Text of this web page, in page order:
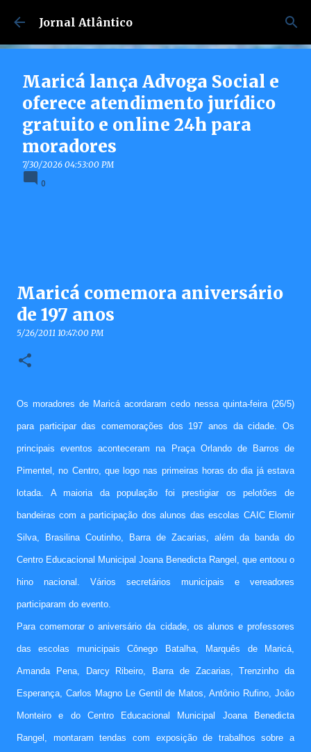
Pular para o conteúdo principal
Jornal Atlântico
Maricá lança Advoga Social e
oferece atendimento jurídico
gratuito e online 24h para
moradores
7/30/2026 04:53:00 PM
0
Maricá comemora aniversário
de 197 anos
5/26/2011 10:47:00 PM
Os moradores de Maricá acordaram cedo nessa quinta-feira (26/5)
para participar das comemorações dos 197 anos da cidade. Os
principais eventos aconteceram na Praça Orlando de Barros de
Pimentel, no Centro, que logo nas primeiras horas do dia já estava
lotada. A maioria da população foi prestigiar os pelotões de
bandeiras com a participação dos alunos das escolas CAIC Elomir
Silva, Brasilina Coutinho, Barra de Zacarias, além da banda do
Centro Educacional Municipal Joana Benedicta Rangel, que entoou o
hino nacional. Vários secretários municipais e vereadores
participaram do evento.
Para comemorar o aniversário da cidade, os alunos e professores
das escolas municipais Cônego Batalha, Marquês de Maricá,
Amanda Pena, Darcy Ribeiro, Barra de Zacarias, Trenzinho da
Esperança, Carlos Magno Le Gentil de Matos, Antônio Rufino, João
Monteiro e do Centro Educacional Municipal Joana Benedicta
Rangel, montaram tendas com exposição de trabalhos sobre a